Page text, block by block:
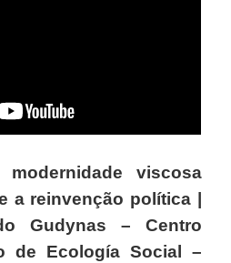
viscosa
a reinvenção política |
Gudynas – Centro
de Ecología Social –